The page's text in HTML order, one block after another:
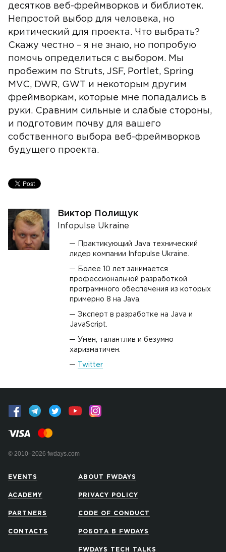
десятков веб-фреймворков и библиотек.
Непростой выбор для человека, но
критический для проекта. Что выбрать?
Скажу честно – я не знаю, но попробую
помочь определиться с выбором. Мы
пробежим по Struts, JSF, Portlet, Spring
MVC, DWR, GWT и некоторым другим
фреймворкам, которые мне попадались в
руки. Сравним сильные и слабые стороны,
и подготовим почву для вашего
собственного выбора веб-фреймворков
будущего проекта.
Виктор Полищук
Infopulse Ukraine
Практикующий Java технический
лидер компании Infopulse Ukraine.
Более 10 лет занимается
профессиональной разработкой
программного обеспечения из которых
примерно 8 на Java.
Эксперт в разработке на Java и
JavaScript.
Умен, талантлив и безумно
харизматичен.
Twitter
© 2010–2026 fwdays.com
EVENTS
ACADEMY
PARTNERS
CONTACTS
ABOUT FWDAYS
PRIVACY POLICY
CODE OF CONDUCT
РОБОТА В FWDAYS
FWDAYS TECH TALKS